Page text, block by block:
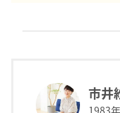
市井